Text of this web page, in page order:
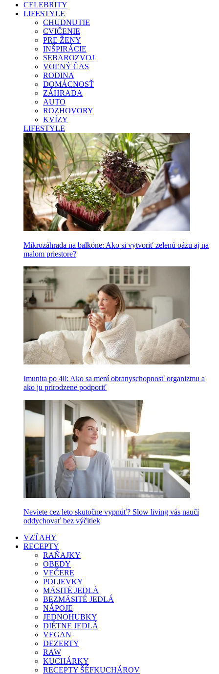
CELEBRITY
LIFESTYLE
CHUDNUTIE
CVIČENIE
PRE ŽENY
INŠPIRÁCIE
SEBAROZVOJ
VOĽNÝ ČAS
RODINA
DOMÁCNOSŤ
ZÁHRADA
AUTO
ROZHOVORY
KVÍZY
LIFESTYLE
Mikrozáhrada na balkóne: Ako si vytvoriť zelenú oázu aj na
malom priestore?
Imunita po 40: Ako sa mení obranyschopnosť organizmu a
ako ju prirodzene podporiť
Neviete cez leto skutočne vypnúť? Slow living vás naučí
oddychovať bez výčitiek
VZŤAHY
RECEPTY
RAŇAJKY
OBEDY
VEČERE
POLIEVKY
MÄSITÉ JEDLÁ
BEZMÄSITÉ JEDLÁ
NÁPOJE
JEDNOHUBKY
DIÉTNE JEDLÁ
VEGAN
DEZERTY
RAW
KUCHÁRKY
RECEPTY ŠÉFKUCHÁROV